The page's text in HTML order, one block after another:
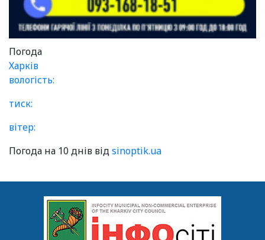
Погода
Харків
вологість:
тиск:
вітер:
Погода на 10 днів відsinoptik.ua